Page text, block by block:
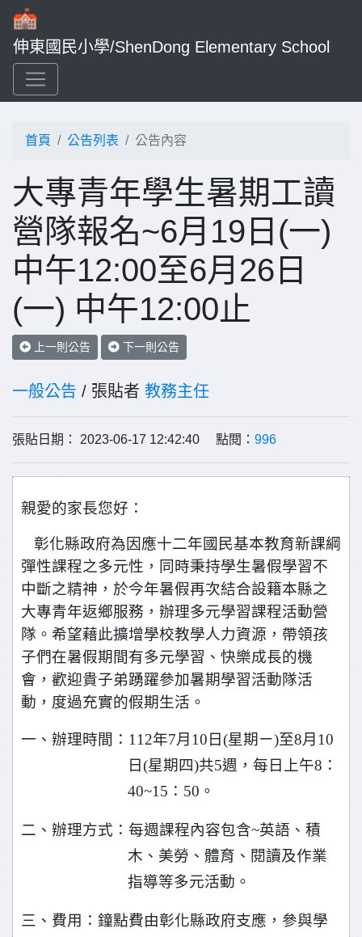
伸東國民小學/ShenDong Elementary School
首頁 公告列表 公告內容
大專青年學生暑期工讀
營隊報名~6月19日(一)
中午12:00至6月26日
(一) 中午12:00止
上一則公告 下一則公告
一般公告 / 張貼者 教務主任
張貼日期： 2023-06-17 12:42:40 點閱： 996
親愛的家長您好 ：
彰化縣政府為因應十二年國民基本教育新課綱
彈性課程之多元性，同時秉持學生暑假學習不
中斷之精神，於今年暑假再次結合設籍本縣之
大專青年返鄉服務，辦理多元學習課程活動營
隊。希望藉此擴增學校教學人力資源，帶領孩
子們在暑假期間有多元學習、快樂成長的機
會，歡迎貴子弟踴躍參加暑期學習活動隊活
動，度過充實的假期生活。
一、辦理時間：112年7月10日(星期ㄧ)至8月10
日(星期四)共5週，每日上午8 ：
40~15 ： 50 。
二、辦理方式 ： 每週課程內容包含~英語、積
木、美勞、體育、閱讀及作業
指導等多元活動。
三、費用 ： 鐘點費由彰化縣政府支應，參與學